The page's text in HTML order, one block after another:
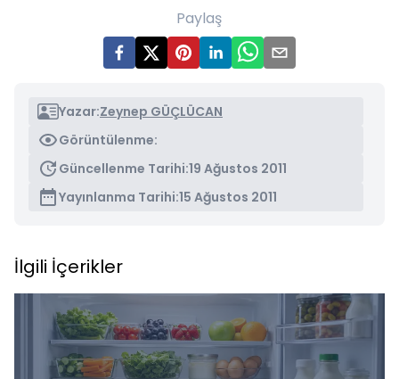
Paylaş
Yazar:Zeynep GÜÇLÜCAN
Görüntülenme:
Güncellenme Tarihi:19 Ağustos 2011
Yayınlanma Tarihi:15 Ağustos 2011
İlgili İçerikler